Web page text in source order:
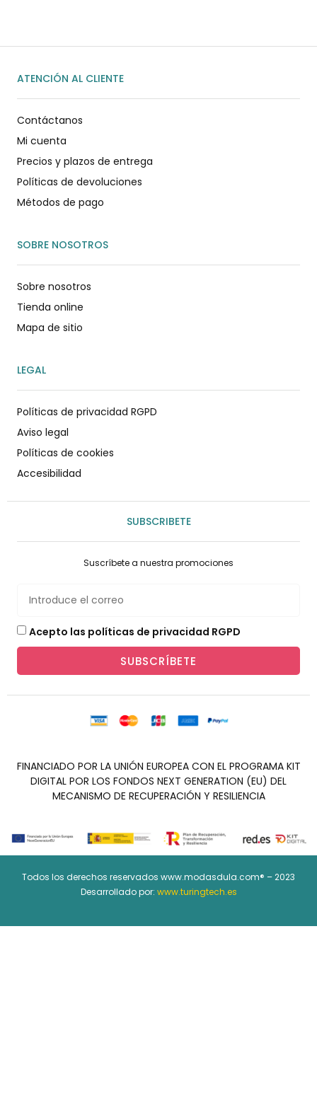
ATENCIÓN AL CLIENTE
Contáctanos
Mi cuenta
Precios y plazos de entrega
Políticas de devoluciones
Métodos de pago
SOBRE NOSOTROS
Sobre nosotros
Tienda online
Mapa de sitio
LEGAL
Políticas de privacidad RGPD
Aviso legal
Políticas de cookies
Accesibilidad
SUBSCRIBETE
Suscríbete a nuestra promociones
Acepto las políticas de privacidad RGPD
SUBSCRÍBETE
FINANCIADO POR LA UNIÓN EUROPEA CON EL PROGRAMA KIT
DIGITAL POR LOS FONDOS NEXT GENERATION (EU) DEL
MECANISMO DE RECUPERACIÓN Y RESILIENCIA
Todos los derechos reservados www.modasdula.com® – 2023
Desarrollado por: www.turingtech.es